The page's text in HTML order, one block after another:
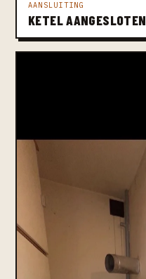
AANSLUITING
KETEL AANGESLOTEN